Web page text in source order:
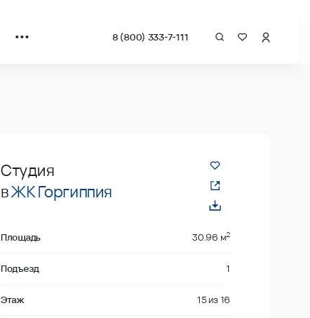
8 (800) 333-7-111
Студия
вЖК Горгиппия
Площадь 30.96 м2
Подъезд 1
Этаж 15из 16